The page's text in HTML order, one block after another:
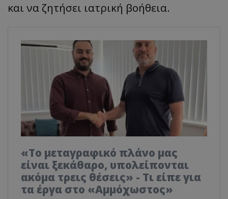
και να ζητήσει ιατρική βοήθεια.
«Το μεταγραφικό πλάνο μας
είναι ξεκάθαρο, υπολείπονται
ακόμα τρεις θέσεις» - Τι είπε για
τα έργα στο «Αμμόχωστος»